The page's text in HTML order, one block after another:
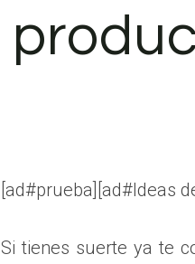
[ad#prueba][ad#Ideas
Si tienes suerte ya te